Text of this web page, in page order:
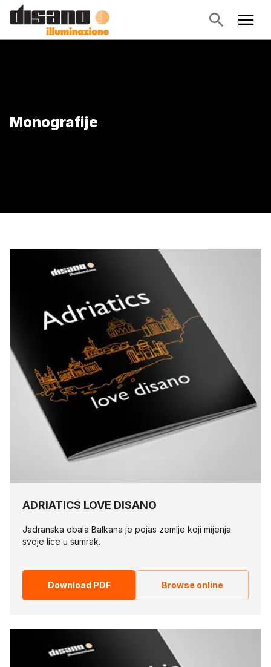
Monografije
ADRIATICS LOVE DISANO
Jadranska obala Balkana je pojas zemlje koji mijenja
svoje lice u sumrak.
Download PDF Browse online